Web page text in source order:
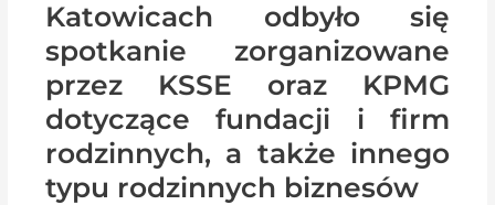
Katowicach odbyło się
spotkanie zorganizowane
przez KSSE oraz KPMG
dotyczące fundacji i firm
rodzinnych, a także innego
typu rodzinnych biznesów